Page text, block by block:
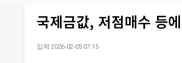
국제금값, 저점매수
입력 2026-02-05 07:15